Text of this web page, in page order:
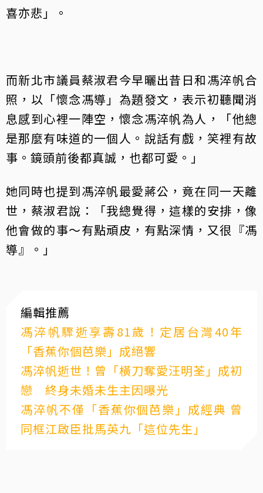
喜亦悲」。
而新北市議員蔡淑君今早曬出昔日和馮淬帆合
照，以「懷念馮導」為題發文，表示初聽聞消
息感到心裡一陣空，懷念馮淬帆為人，「他總
是那麼有味道的一個人。說話有戲，笑裡有故
事。鏡頭前後都真誠，也都可愛。」
她同時也提到馮淬帆最愛蔣公，竟在同一天離
世，蔡淑君說：「我總覺得，這樣的安排，像
他會做的事～有點頑皮，有點深情，又很『馮
導』。」
編輯推薦
馮淬帆驟逝享壽81歲！定居台灣40年
「香蕉你個芭樂」成絕響
馮淬帆逝世！曾「橫刀奪愛汪明荃」成初
戀 終身未婚未生主因曝光
馮淬帆不僅「香蕉你個芭樂」成經典 曾
同框江啟臣批馬英九「這位先生」